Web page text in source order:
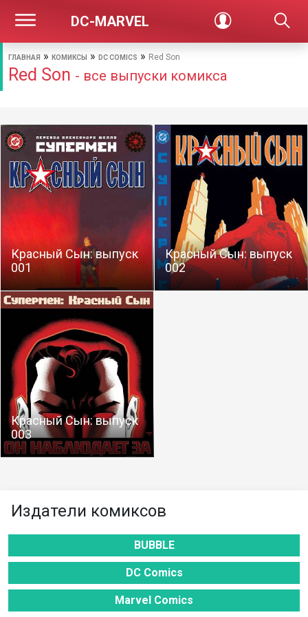
DC-MARVEL
ГЛАВНАЯ » КОМИКСЫ » DC COMICS » Red Son
Red Son - все выпуски комикса
Красный Сын: выпуск
001
Красный Сын: выпуск
002
Красный Сын: выпуск
003
Издатели комиксов
BUBBLE
DC Comics
Marvel Comics